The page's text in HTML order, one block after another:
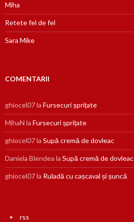
Miha
Retete fel de fel
Sara Mike
COMENTARII
ghiocel07la Fursecuri șprițate
MihaN la Fursecuri șprițate
ghiocel07la Supă cremă de dovleac
Daniela Blendea la Supă cremă de dovleac
ghiocel07la Ruladă cu cașcaval și șuncă
rss